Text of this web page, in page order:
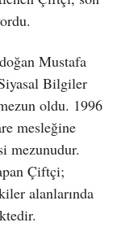
Mustafa
Bilgiler
oldu. 1996
mesleğine
mezunudur.
Çiftçi;
alanlarında